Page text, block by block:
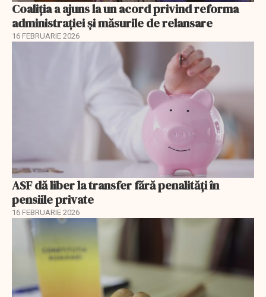
Coaliția a ajuns la un acord privind reforma
administrației și măsurile de relansare
16 FEBRUARIE 2026
ASF dă liber la transfer fără penalități în
pensiile private
16 FEBRUARIE 2026